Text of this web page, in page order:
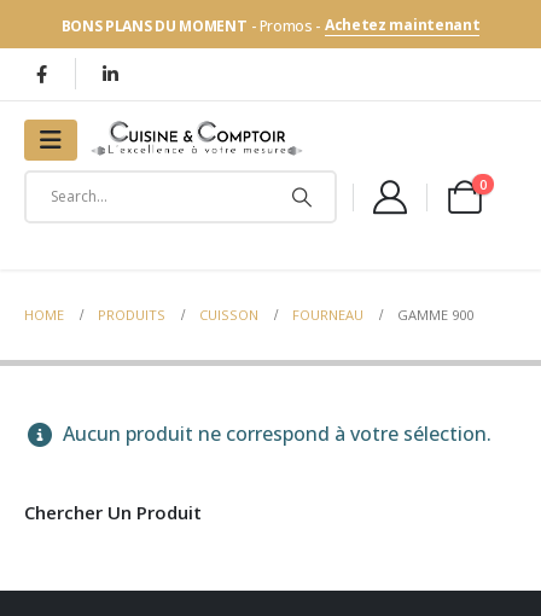
BONS PLANS DU MOMENT - Promos - Achetez maintenant
0
HOME PRODUITS CUISSON FOURNEAU GAMME 900
Aucun produit ne correspond à votre sélection.
Chercher Un Produit